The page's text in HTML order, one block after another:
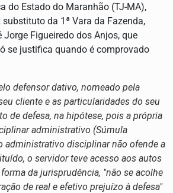
do Estado do Maranhão (TJ-MA),
da 1ª Vara da Fazenda,
Figueiredo dos Anjos, que
se justifica quando é comprovado
defensor dativo, nomeado pela
cliente e as particularidades do seu
de defesa, na hipótese, pois a própria
administrativo (Súmula
administrativo disciplinar não ofende a
o servidor teve acesso aos autos
da jurisprudência, "não se acolhe
de real e efetivo prejuízo à defesa"